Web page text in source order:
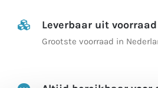
Leverbaar uit voorraad
Grootste voorraad in